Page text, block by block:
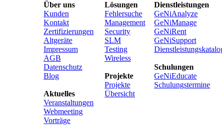
Über uns
Kunden
Kontakt
Zertifizierungen
Altgeräte
Impressum
AGB
Datenschutz
Blog
Aktuelles
Veranstaltungen
Webmeeting
Vorträge
Lösungen
Fehlersuche
Management
Security
SLM
Testing
Wireless
Projekte
Projekte
Übersicht
Dienstleistungen
GeNiAnalyze
GeNiManage
GeNiRent
GeNiSupport
Schulungen
GeNiEducate
Schulungstermine